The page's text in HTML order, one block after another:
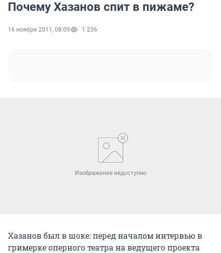
Почему Хазанов спит в пижаме?
16 ноября 2011, 08:09 1 236
Хазанов был в шоке: перед началом интервью в
гримерке оперного театра на ведущего проекта